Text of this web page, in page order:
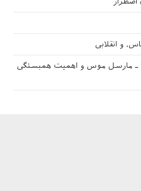
و انقلابی
ـ مارسل موس و اهمیت همبستگی